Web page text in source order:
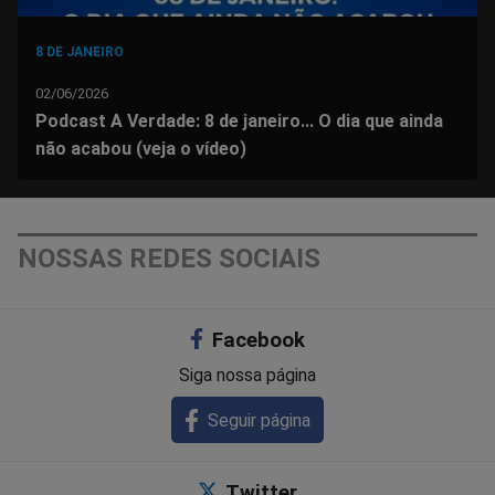
8 DE JANEIRO
02/06/2026
Podcast A Verdade: 8 de janeiro... O dia que ainda
não acabou (veja o vídeo)
NOSSAS REDES SOCIAIS
Facebook
Siga nossa página
Seguir página